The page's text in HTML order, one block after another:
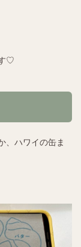
♡
、ハワイの缶ま